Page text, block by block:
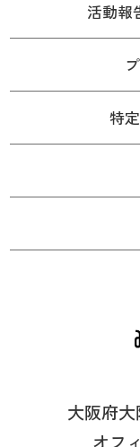
活動報
特
大阪府
オフ